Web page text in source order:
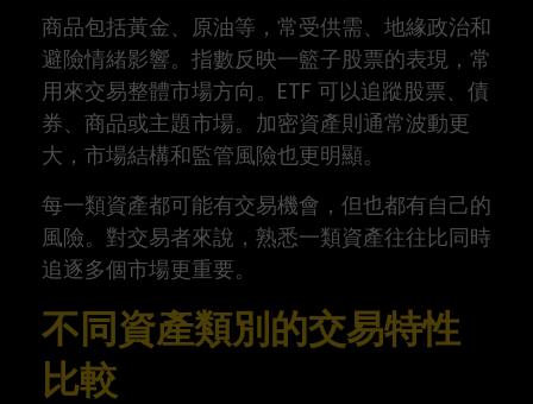
商品包括黃金、原油等，常受供需、地緣政治和
避險情緒影響。指數反映一籃子股票的表現，常
用來交易整體市場方向。ETF 可以追蹤股票、債
券、商品或主題市場。加密資產則通常波動更
大，市場結構和監管風險也更明顯。
每一類資產都可能有交易機會，但也都有自己的
風險。對交易者來說，熟悉一類資產往往比同時
追逐多個市場更重要。
不同資產類別的交易特性
比較